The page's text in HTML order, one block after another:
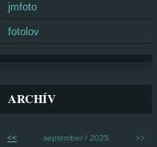
jmfoto
fotolov
ARCHÍV
<< september / 2025 >>